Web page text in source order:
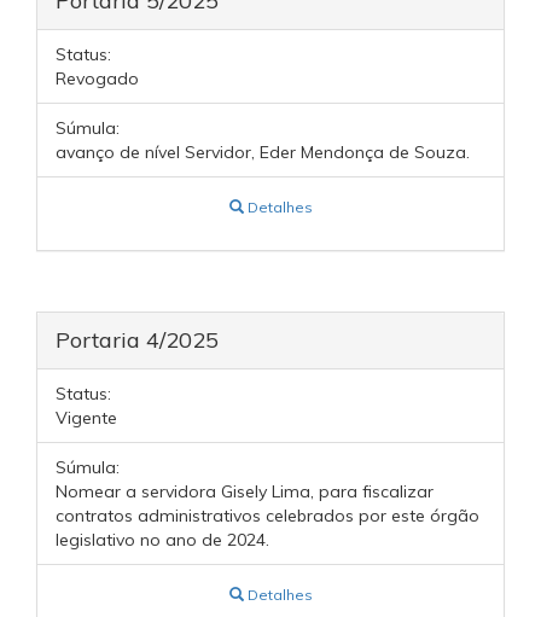
Status:
Revogado
Súmula:
avanço de nível Servidor, Eder Mendonça de Souza.
Detalhes
Portaria 4/2025
Status:
Vigente
Súmula:
Nomear a servidora Gisely Lima, para fiscalizar
contratos administrativos celebrados por este órgão
legislativo no ano de 2024.
Detalhes